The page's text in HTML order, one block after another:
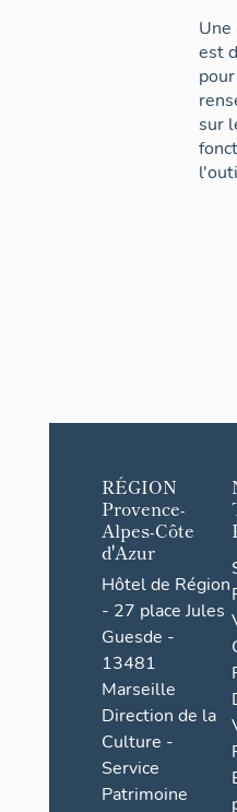
Une
est
sur
RÉGION
Provence-
Alpes-Côte
d'Azur
Hôtel de Région
- 27 place Jules
Guesde -
13481
Marseille
Direction de la
Culture -
Service
Patrimoine